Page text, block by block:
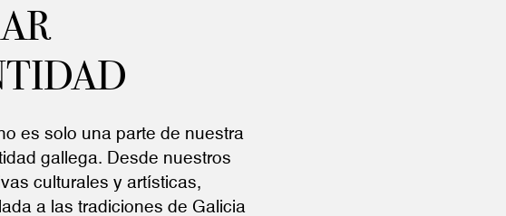
es solo una parte de nuestra
gallega. Desde nuestros
culturales y artísticas,
a las tradiciones de Galicia